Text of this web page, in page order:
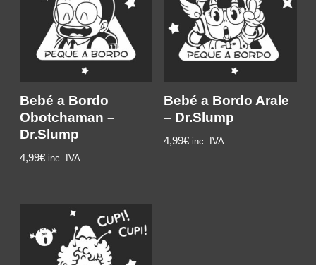
Bebé a Bordo
Obotchaman –
Dr.Slump
4,99€ inc. IVA
Bebé a Bordo Arale
– Dr.Slump
4,99€ inc. IVA